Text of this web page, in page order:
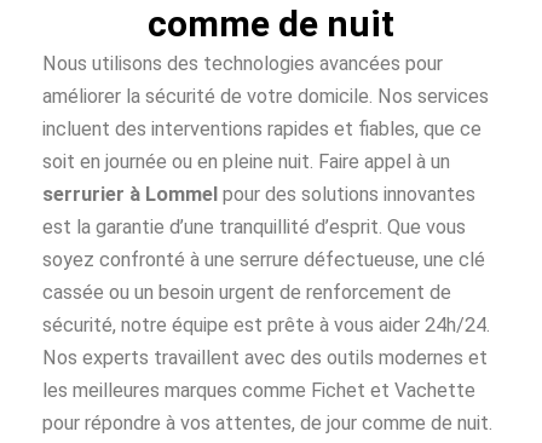
comme de nuit
Nous utilisons des technologies avancées pour
améliorer la sécurité de votre domicile. Nos services
incluent des interventions rapides et fiables, que ce
soit en journée ou en pleine nuit. Faire appel à un
serrurier à Lommel pour des solutions innovantes
est la garantie d’une tranquillité d’esprit. Que vous
soyez confronté à une serrure défectueuse, une clé
cassée ou un besoin urgent de renforcement de
sécurité, notre équipe est prête à vous aider 24h/24.
Nos experts travaillent avec des outils modernes et
les meilleures marques comme Fichet et Vachette
pour répondre à vos attentes, de jour comme de nuit.